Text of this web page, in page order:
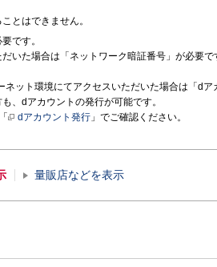
とはできません。
です。
だいた場合は「ネットワーク暗証番号」が必要
ネット環境にてアクセスいただいた場合は「d
、dアカウントの発行が可能です。
dアカウント発行 」でご確認ください。
量販店などを表示